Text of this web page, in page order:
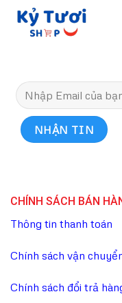
CHÍNH SÁCH BÁN
Thông tin thanh toán
Chính sách vận
Chính sách đổi trả